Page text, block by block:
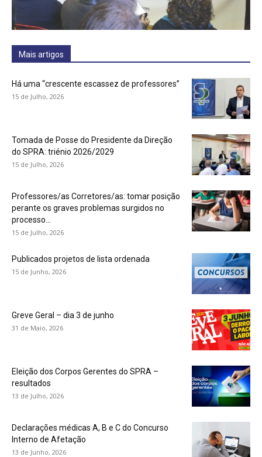
Mais artigos
Há uma “crescente escassez de professores”
15 de Julho, 2026
Tomada de Posse do Presidente da Direção
do SPRA: triénio 2026/2029
15 de Julho, 2026
Professores/as Corretores/as: tomar posição
perante os graves problemas surgidos no
processo...
15 de Julho, 2026
Publicados projetos de lista ordenada
15 de Junho, 2026
Greve Geral – dia 3 de junho
31 de Maio, 2026
Eleição dos Corpos Gerentes do SPRA –
resultados
13 de Julho, 2026
Declarações médicas A, B e C do Concurso
Interno de Afetação
13 de Junho, 2026